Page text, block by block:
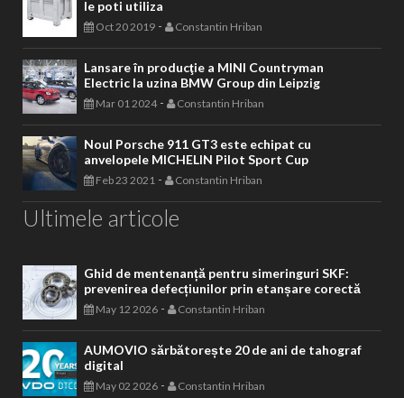
le poti utiliza
Oct 20 2019 - Constantin Hriban
Lansare în producţie a MINI Countryman
Electric la uzina BMW Group din Leipzig
Mar 01 2024- Constantin Hriban
Noul Porsche 911 GT3 este echipat cu
anvelopele MICHELIN Pilot Sport Cup
Feb 23 2021 - Constantin Hriban
Ultimele articole
Ghid de mentenanță pentru simeringuri SKF:
prevenirea defecțiunilor prin etanșare corectă
May 12 2026 - Constantin Hriban
AUMOVIO sărbătorește 20 de ani de tahograf
digital
May 02 2026 - Constantin Hriban